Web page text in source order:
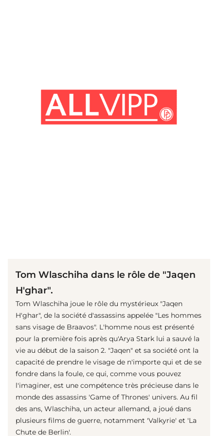
Tom Wlaschiha dans le rôle de "Jaqen
H'ghar".
Tom Wlaschiha joue le rôle du mystérieux "Jaqen
H'ghar", de la société d'assassins appelée "Les hommes
sans visage de Braavos". L'homme nous est présenté
pour la première fois après qu'Arya Stark lui a sauvé la
vie au début de la saison 2. "Jaqen" et sa société ont la
capacité de prendre le visage de n'importe qui et de se
fondre dans la foule, ce qui, comme vous pouvez
l'imaginer, est une compétence très précieuse dans le
monde des assassins 'Game of Thrones' univers. Au fil
des ans, Wlaschiha, un acteur allemand, a joué dans
plusieurs films de guerre, notamment 'Valkyrie' et 'La
Chute de Berlin'.